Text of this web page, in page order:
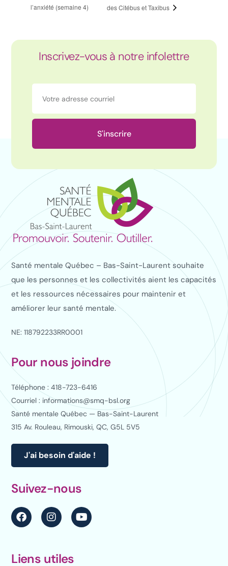
l’anxiété (semaine 4)
des Citébus et Taxibus
Inscrivez-vous à notre infolettre
S'inscrire
Santé mentale Québec – Bas-Saint-Laurent souhaite
que les personnes et les collectivités aient les capacités
et les ressources nécessaires pour maintenir et
améliorer leur santé mentale.
NE: 118792233RR0001
Pour nous joindre
Téléphone : 418-723-6416
Courriel : informations@smq-bsl.org
Santé mentale Québec — Bas-Saint-Laurent
315 Av. Rouleau, Rimouski, QC, G5L 5V5
J'ai besoin d'aide !
Suivez-nous
Liens utiles